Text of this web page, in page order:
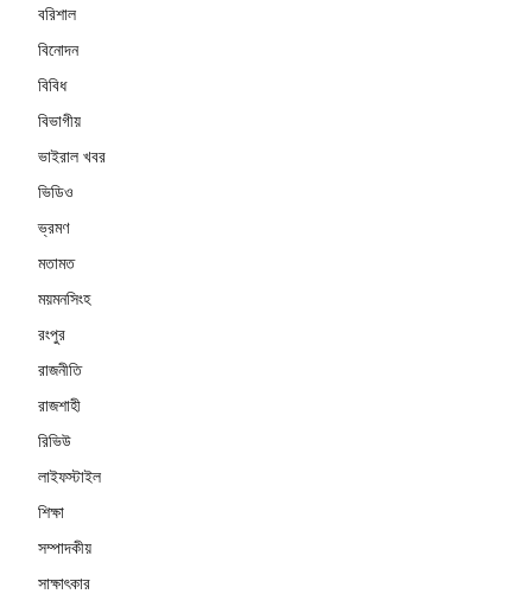
বরিশাল
বিনোদন
বিবিধ
বিভাগীয়
ভাইরাল খবর
ভিডিও
ভ্রমণ
মতামত
ময়মনসিংহ
রংপুর
রাজনীতি
রাজশাহী
রিভিউ
লাইফস্টাইল
শিক্ষা
সম্পাদকীয়
সাক্ষাৎকার